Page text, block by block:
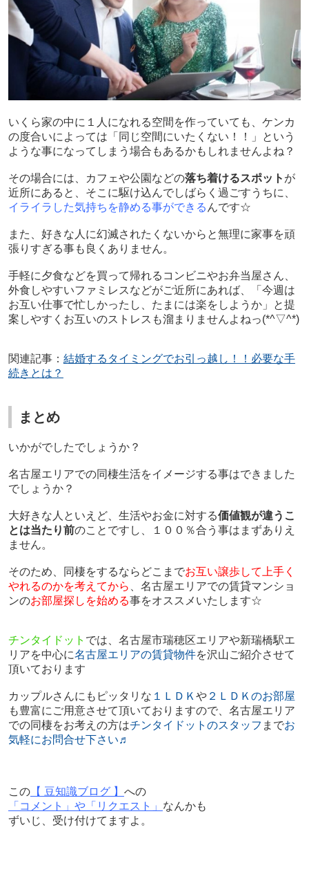
いくら家の中に１人になれる空間を作っていても、ケンカ
の度合いによっては「同じ空間にいたくない！！」という
ような事になってしまう場合もあるかもしれませんよね？
その場合には、カフェや公園などの落ち着けるスポット が
近所にあると、そこに駆け込んでしばらく過ごすうちに、
イライラした気持ちを静める事ができる んです☆
また、好きな人に幻滅されたくないからと無理に家事を頑
張りすぎる事も良くありません。
手軽に夕食などを買って帰れるコンビニやお弁当屋さん、
外食しやすいファミレスなどがご近所にあれば、「今週は
お互い仕事で忙しかったし、たまには楽をしようか」と提
案しやすくお互いのストレスも溜まりませんよねっ(*^▽^*)
関連記事： 結婚するタイミングでお引っ越し！！必要な手
続きとは？
まとめ
いかがでしたでしょうか？
名古屋エリアでの同棲生活をイメージする事はできました
でしょうか？
大好きな人といえど、生活やお金に対する価値観が違うこ
とは当たり前のことですし、１００％合う事はまずありえ
ません。
そのため、同棲をするならどこまでお互い譲歩して上手く
やれるのかを考えてから
、名古屋エリアでの賃貸マンショ
ンのお部屋探しを始める事をオススメいたします☆
チンタイドット では、名古屋市瑞穂区エリアや新瑞橋駅エ
リアを中心に名古屋エリアの賃貸物件を沢山ご紹介させて
頂いております
カップルさんにもピッタリな １ＬＤＫ や２ＬＤＫのお部屋
も豊富にご用意させて頂いておりますので、名古屋エリア
での同棲をお考えの方はチンタイドットのスタッフ までお
気軽にお問合せ下さい♬
この【 豆知識ブログ 】 への
「コメント」や「リクエスト」 なんかも
ずいじ、受け付けてますよ。